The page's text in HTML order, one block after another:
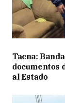
Tacna:
documentos
al Estado